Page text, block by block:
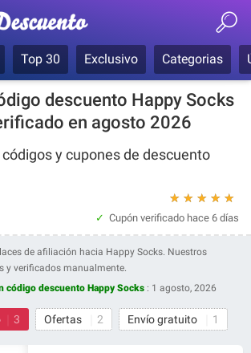
Top 30 Exclusivo Categorias
descuento Happy Socks
en agosto 2026
y cupones de descuento
★
★
★
★
★
Cupón verificado hace 6 días
de afiliación hacia Happy Socks. Nuestros
y verificados manualmente.
código descuento Happy Socks : 1 agosto, 2026
3 Ofertas 2 Envío gratuito 1